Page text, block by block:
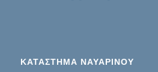
ΚΑΤΑΣΤΗΜΑ ΝΑΥΑΡΙΝΟΥ